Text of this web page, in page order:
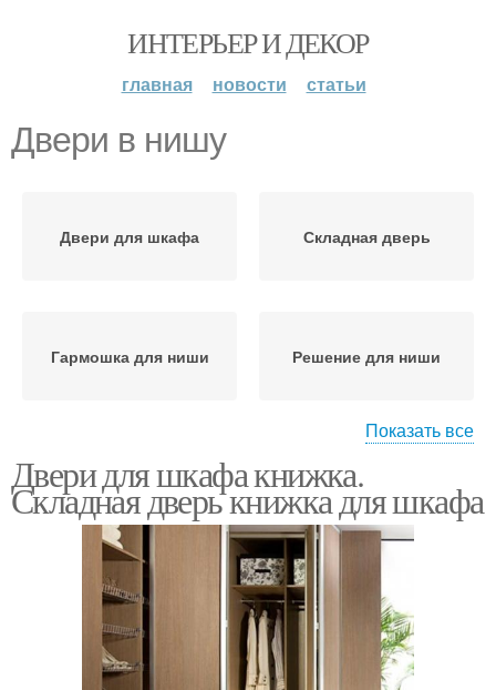
ИНТЕРЬЕР И ДЕКОР
главная новости статьи
Двери в нишу
Двери для шкафа Складная дверь
Гармошка для ниши Решение для ниши
Раздвижные двери Распашные двери
Зеркальная дверь Стеклянные двери
Показать все
Двери для шкафа книжка.
Складная дверь книжка для шкафа